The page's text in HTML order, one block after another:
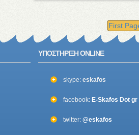
First
ΥΠΟΣΤΗΡΙΞΗ ONLINE
skype: eskafos
facebook: E-Skafos Dot gr
twitter: @eskafos